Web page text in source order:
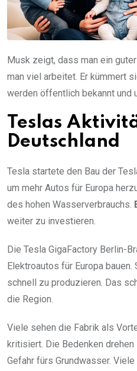
Musk zeigt, dass man ein
man viel arbeitet. Er kümmert
werden öffentlich bekannt und
Teslas
Deutschland
Tesla startete den Bau der
um mehr Autos für Europa
des hohen Wasserverbrauchs.
weiter zu investieren.
Die Tesla GigaFactory Berlin-
Elektroautos für Europa
schnell zu produzieren. Das
die Region.
Viele sehen die Fabrik als
kritisiert. Die Bedenken
Gefahr fürs Grundwasser.